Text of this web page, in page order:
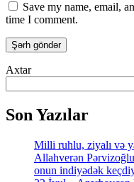
Save my name, email,
time I comment.
Axtar
Son Yazılar
Milli ruhlu, ziyalı və
Allahverən
onun indiyədək